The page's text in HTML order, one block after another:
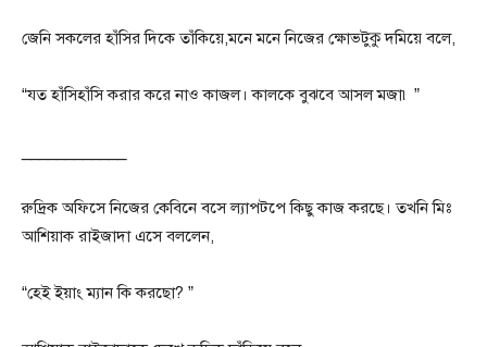
জেনি সকলের হাঁসির দিকে তাঁকিয়ে,মনে মনে নিজের ক্ষোভটুকু দমিয়ে বলে,
“যত হাঁসিহাঁসি করার করে নাও কাজল। কালকে বুঝবে আসল মজা৷ ”
রুদ্রিক অফিসে নিজের কেবিনে বসে ল্যাপটপে কিছু কাজ করছে। তখনি মিঃ
আশিয়াক রাইজাদা এসে বললেন,
“হেই ইয়াং ম্যান কি করছো? ”